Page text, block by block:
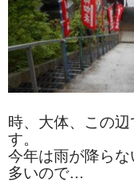
その他
文具・雑貨
タオルほか
時、大体、この
す。
今年は雨が降ら
多いので…